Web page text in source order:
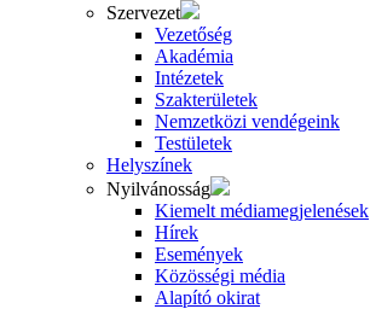
Szervezet
Vezetőség
Akadémia
Intézetek
Szakterületek
Nemzetközi vendégeink
Testületek
Helyszínek
Nyilvánosság
Kiemelt médiamegjelenések
Hírek
Események
Közösségi média
Alapító okirat